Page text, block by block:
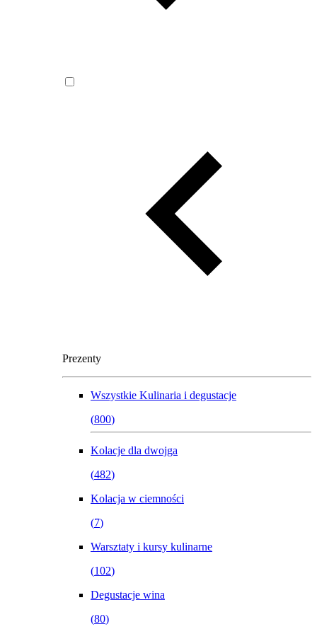
Prezenty
Wszystkie Kulinaria i degustacje
(800)
Kolacje dla dwojga
(482)
Kolacja w ciemności
(7)
Warsztaty i kursy kulinarne
(102)
Degustacje wina
(80)